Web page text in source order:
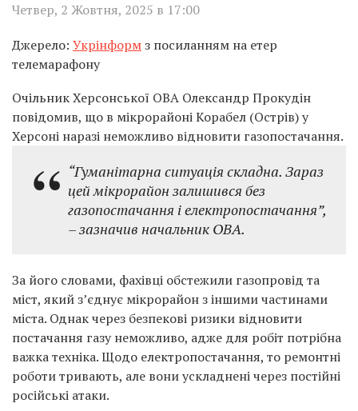
Четвер, 2 Жовтня, 2025 в 17:00
Джерело: Укрінформз посиланням на етер
телемарафону
Очільник Херсонської ОВА Олександр Прокудін
повідомив, що в мікрорайоні Корабел (Острів) у
Херсоні наразі неможливо відновити газопостачання.
“Гуманітарна ситуація складна. Зараз
цей мікрорайон залишився без
газопостачання і електропостачання”,
– зазначив начальник ОВА.
За його словами, фахівці обстежили газопровід та
міст, який з’єднує мікрорайон з іншими частинами
міста. Однак через безпекові ризики відновити
постачання газу неможливо, адже для робіт потрібна
важка техніка. Щодо електропостачання, то ремонтні
роботи тривають, але вони ускладнені через постійні
російські атаки.